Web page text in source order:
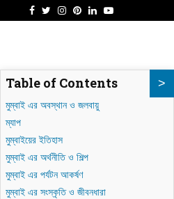
Facebook
Twitter
Instagram
Pinterest
LinkedinYoutube
Table of Contents
মুম্বাই এর অবস্থান ও জলবায়ু
ম্যাপ
মুম্বাইয়ের ইতিহাস
মুম্বাই এর অর্থনীতি ও শিল্প
মুম্বাই এর পর্যটন আকর্ষণ
মুম্বাই এর সংস্কৃতি ও জীবনধারা